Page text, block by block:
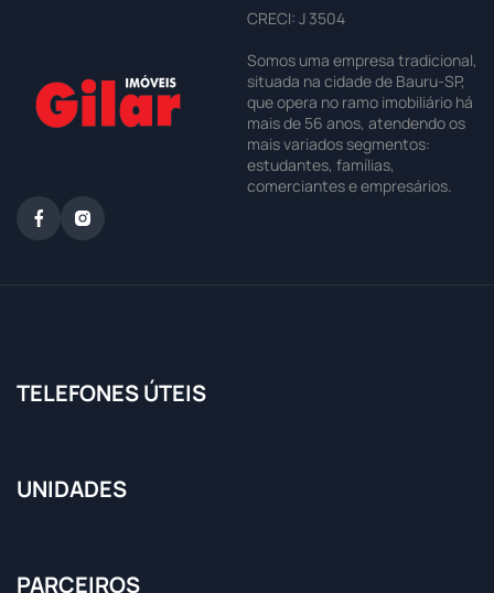
CRECI: J 3504
Somos uma empresa tradicional,
situada na cidade de Bauru-SP,
que opera no ramo imobiliário há
mais de 56 anos, atendendo os
mais variados segmentos:
estudantes, famílias,
comerciantes e empresários.
TELEFONES ÚTEIS
UNIDADES
PARCEIROS